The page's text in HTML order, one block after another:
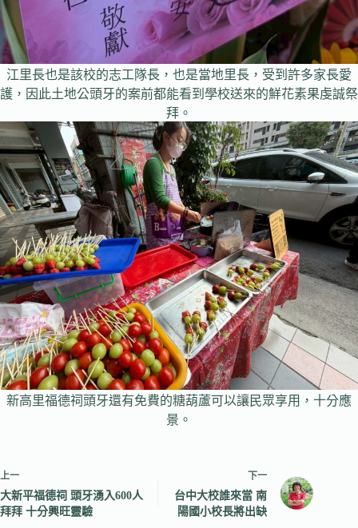
江里長也是該校的志工隊長，也是當地里長，受到許多家長愛
護，因此土地公頭牙的案前都能看到學校送來的鮮花素果虔誠祭
拜。
新高里福德祠頭牙還有免費的糖葫蘆可以讓民眾享用，十分應
景。
上一
大新平福德祠 頭牙湧入600人
拜拜 十分興旺靈驗
下一
台中大校誰來當 南
陽國小校長將出缺